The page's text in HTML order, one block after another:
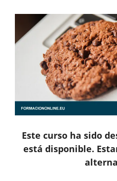
Este curso ha sido
está disponible.